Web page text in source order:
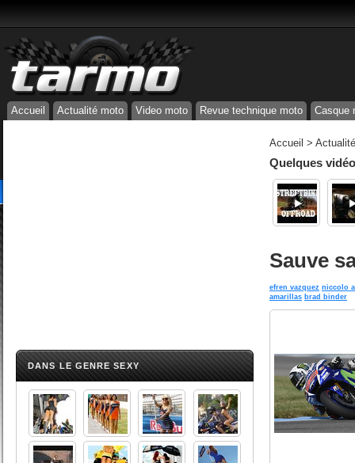
Accueil Actualité moto Video moto Revue technique moto Casque
DANS LE GENRE SEXY
Accueil >
Quelques
Sauve
efren vazquez niccolo
amarillas brad binder